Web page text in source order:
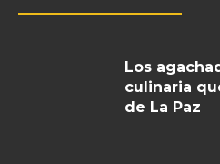
Los
culinaria
de La Paz